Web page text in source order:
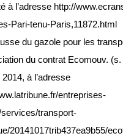
à l’adresse http://
Pari-tenu-Paris,11872.html
du gazole pour les
du contrat Ecomouv.
à l’adresse
entreprises-
transport-
20141017trib437ea9b55/